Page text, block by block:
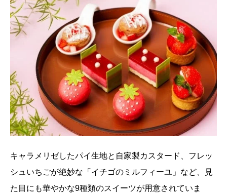
キャラメリゼしたパイ生地と自家製カスタード、フレッ
シュいちごが絶妙な「イチゴのミルフィーユ」など、見
た目にも華やかな9種類のスイーツが用意されていま